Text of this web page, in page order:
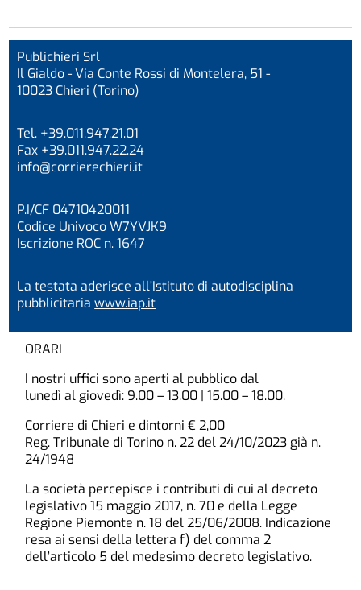
Publichieri Srl
Il Gialdo - Via Conte Rossi di Montelera, 51 -
10023 Chieri (Torino)
Tel. +39.011.947.21.01
Fax +39.011.947.22.24
info@corrierechieri.it
P.I/CF 04710420011
Codice Univoco W7YVJK9
Iscrizione ROC n. 1647
La testata aderisce all’Istituto di autodisciplina
pubblicitariawww.iap.it
ORARI
I nostri uffici sono aperti al pubblico dal
lunedì al giovedì: 9.00 – 13.00 | 15.00 – 18.00.
Corriere di Chieri e dintorni € 2,00
Reg. Tribunale di Torino n. 22 del 24/10/2023 già n.
24/1948
La società percepisce i contributi di cui al decreto
legislativo 15 maggio 2017, n. 70 e della Legge
Regione Piemonte n. 18 del 25/06/2008. Indicazione
resa ai sensi della lettera f) del comma 2
dell’articolo 5 del medesimo decreto legislativo.